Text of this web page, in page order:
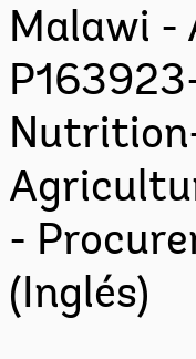
Malawi -
-
(Inglés)